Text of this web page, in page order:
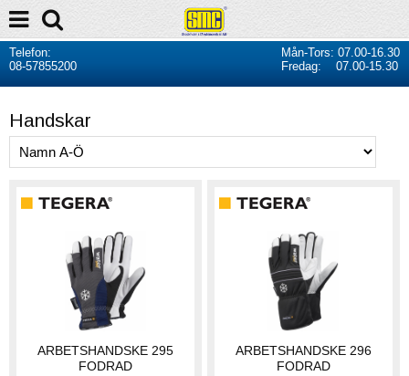
Telefon:
08-57855200
Mån-Tors: 07.00-16.30
Fredag: 07.00-15.30
Handskar
ARBETSHANDSKE 295
FODRAD
ARBETSHANDSKE 296
FODRAD